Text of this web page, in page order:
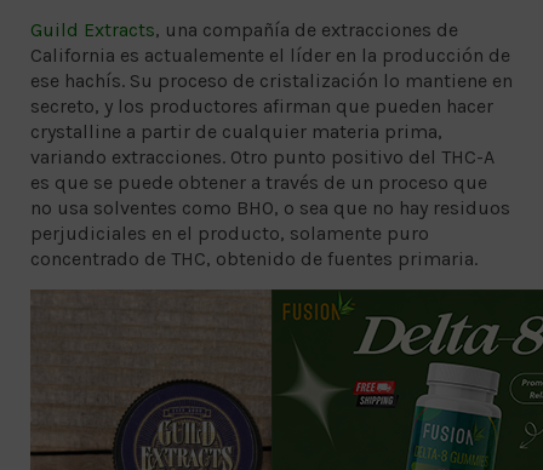
Guild Extracts, una compañía de extracciones de
California es actualemente el líder en la producción de
ese hachís. Su proceso de cristalización lo mantiene en
secreto, y los productores afirman que pueden hacer
crystalline a partir de cualquier materia prima,
variando extracciones. Otro punto positivo del THC-A
es que se puede obtener a través de un proceso que
no usa solventes como BHO, o sea que no hay residuos
perjudiciales en el producto, solamente puro
concentrado de THC, obtenido de fuentes primaria.